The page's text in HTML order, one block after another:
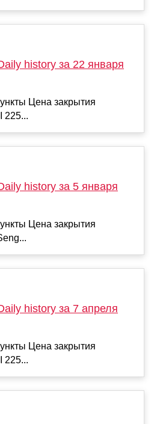
history за 22 января
Цена закрытия
225...
history за 5 января
Цена закрытия
history за 7 апреля
Цена закрытия
225...